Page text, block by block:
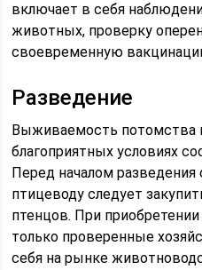
включает в себя
животных, проверку
своевременную
Разведение
Выживаемость потомства
благоприятных условиях
Перед началом разведения
птицеводу следует
птенцов. При
только проверенные
себя на рынке